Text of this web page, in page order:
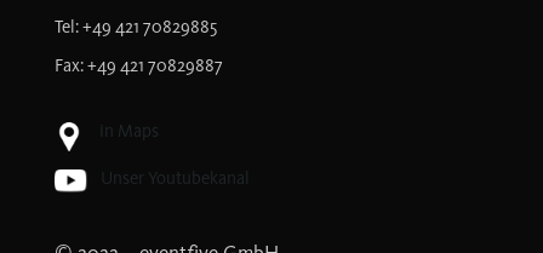
Tel: +49 421 70829885
Fax: +49 421 70829887
in Maps
Unser Youtubekanal